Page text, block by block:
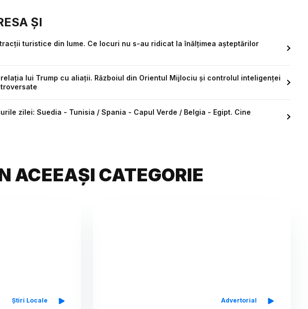
ȘI
turistice din lume. Ce locuri nu s-au ridicat la înălțimea așteptărilor
lui Trump cu aliații. Războiul din Orientul Mijlociu și controlul inteligenței
zilei: Suedia - Tunisia / Spania - Capul Verde / Belgia - Egipt. Cine
ACEEAȘI CATEGORIE
Știri Locale Advertorial